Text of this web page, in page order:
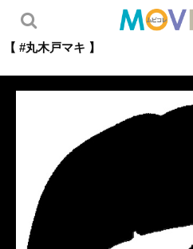
【 #丸木戸マキ 】